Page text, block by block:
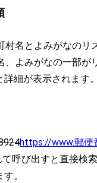
名とよみがなのリ
よみがなの一部が
細が表示されます。
https://www.郵便
呼び出すと直接検
。